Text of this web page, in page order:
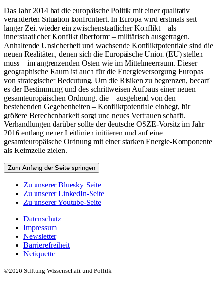
Das Jahr 2014 hat die europäische Politik mit einer qualitativ
veränderten Situation konfrontiert. In Europa wird erstmals seit
langer Zeit wieder ein zwischenstaatlicher Konflikt – als
innerstaatlicher Konflikt überformt – militärisch ausgetragen.
Anhaltende Unsicherheit und wachsende Konfliktpotentiale sind die
neuen Realitäten, denen sich die Europäische Union (EU) stellen
muss – im angrenzenden Osten wie im Mittelmeerraum. Dieser
geographische Raum ist auch für die Energieversorgung Europas
von strategischer Bedeutung. Um die Risiken zu begrenzen, bedarf
es der Bestimmung und des schrittweisen Aufbaus einer neuen
gesamteuropäischen Ordnung, die – ausgehend von den
bestehenden Gegebenheiten – Konfliktpotentiale einhegt, für
größere Berechenbarkeit sorgt und neues Vertrauen schafft.
Verhandlungen darüber sollte der deutsche OSZE-Vorsitz im Jahr
2016 entlang neuer Leitlinien initiieren und auf eine
gesamteuropäische Ordnung mit einer starken Energie-Komponente
als Keimzelle zielen.
Zum Anfang der Seite springen
Zu unserer Bluesky-Seite
Zu unserer LinkedIn-Seite
Zu unserer Youtube-Seite
Datenschutz
Impressum
Newsletter
Barrierefreiheit
Netiquette
©2026 Stiftung Wissenschaft und Politik